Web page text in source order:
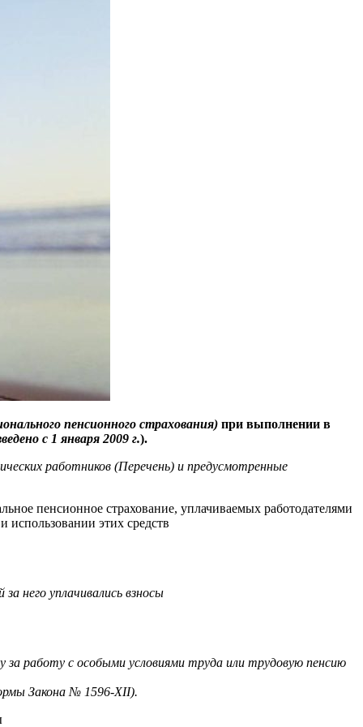
пенсионного страхования) при выполнении в
с 1 января 2009 г.).
работников (Перечень) и предусмотренные
пенсионное страхование, уплачиваемых работодателями
использовании этих средств
него уплачивались взносы
работу с особыми условиями труда или трудовую пенсию
Закона № 1596-XII).